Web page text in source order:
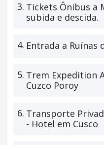
3. Tickets Ônibus a
subida e descida.
4. Entrada a Ruínas
5. Trem Expedition
Cuzco Poroy
6. Transporte
- Hotel em Cusco